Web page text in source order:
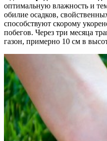
оптимальную влажность и
обилие осадков,
способствуют скорому
побегов. Через три месяца
газон, примерно 10 см в